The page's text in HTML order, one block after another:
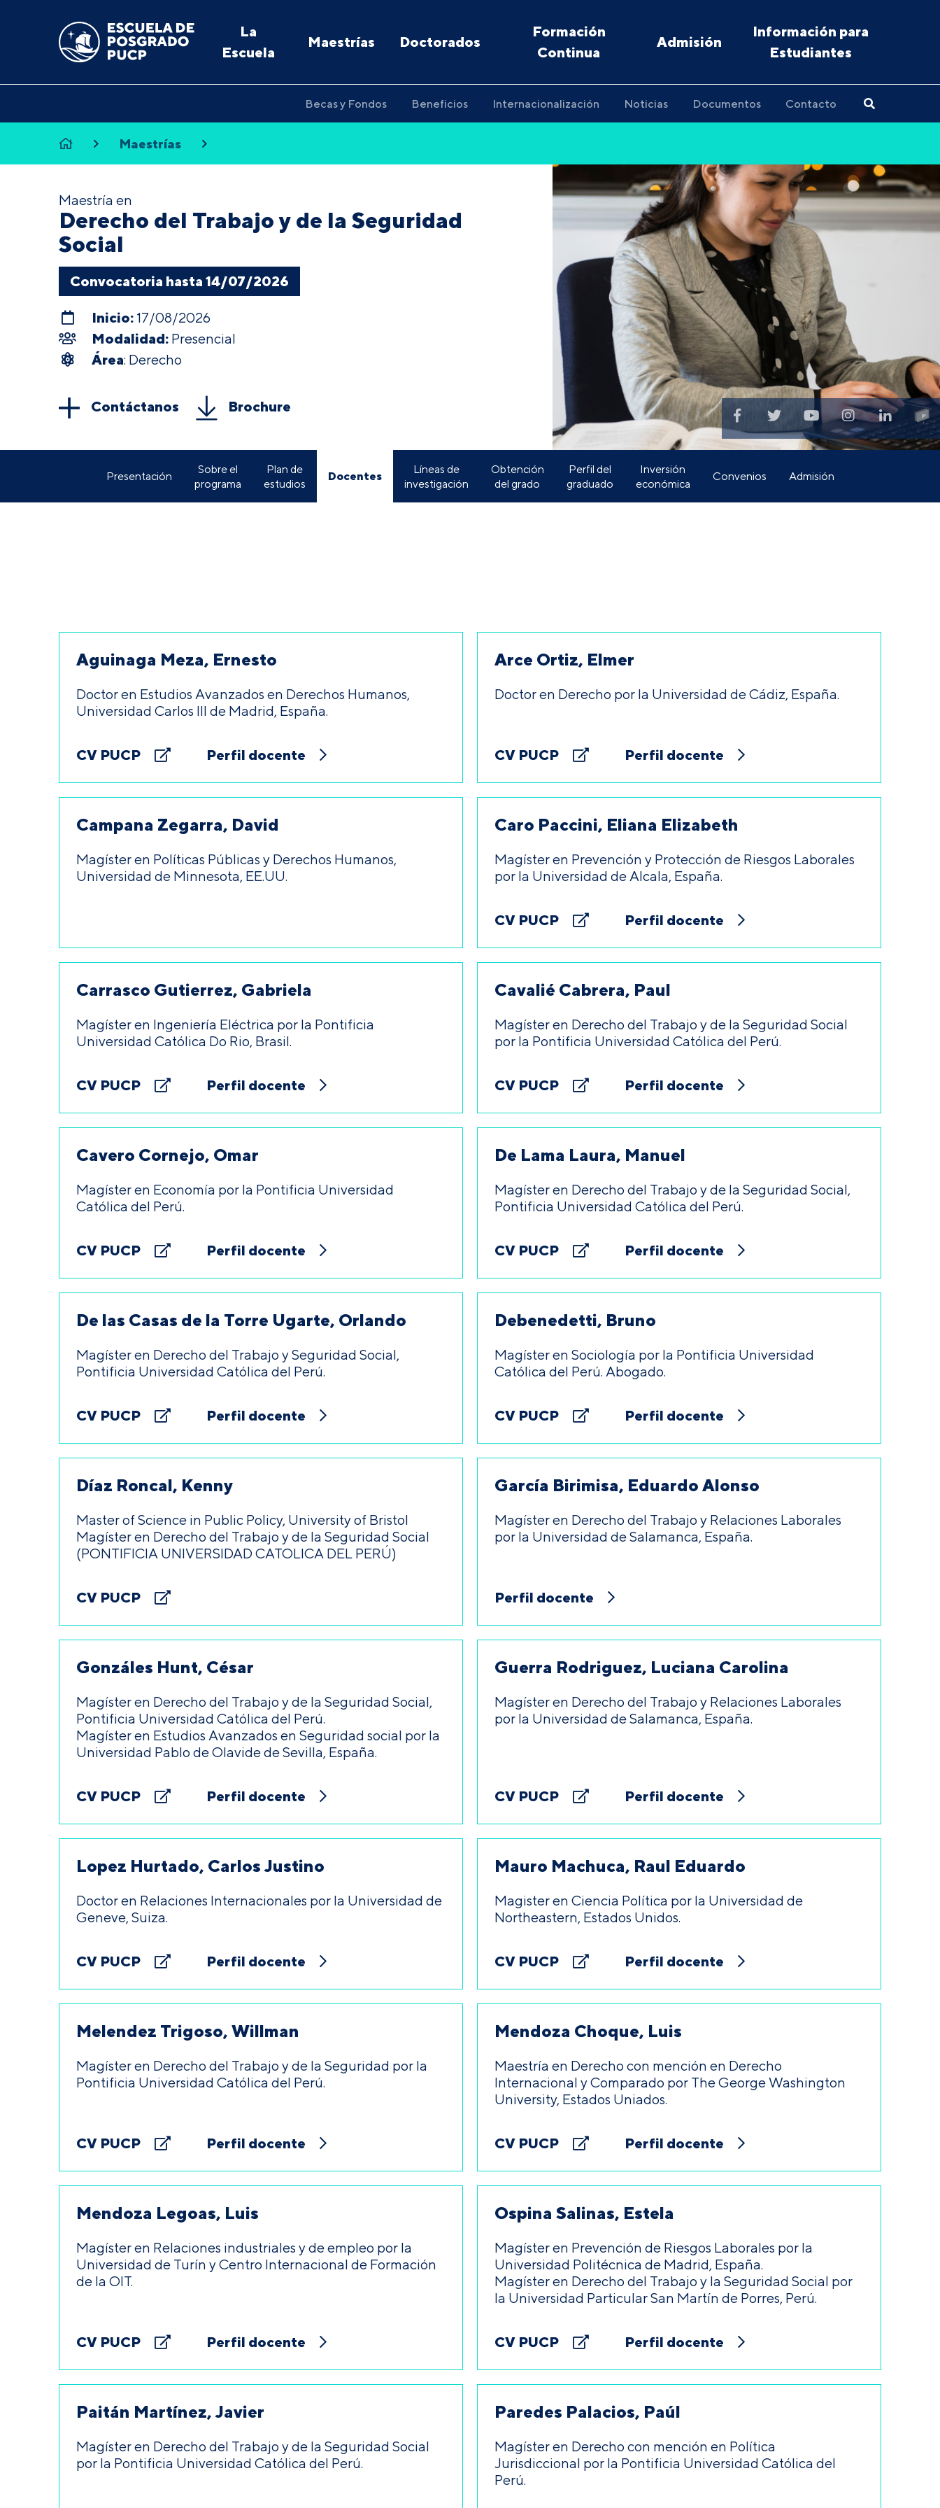
La
Escuela
Maestrías Doctorados
Formación
Continua
Admisión
Información para
Estudiantes
Becas y Fondos Beneficios Internacionalización Noticias Documentos Contacto
Maestrías
Maestría en
Derecho del Trabajo y de la Seguridad
Social
Convocatoria hasta 14/07/2026
Inicio: 17/08/2026
Modalidad: Presencial
Área: Derecho
Contáctanos Brochure
Presentación
Sobre el
programa
Plan de
estudios
Docentes
Líneas de
investigación
Obtención
del grado
Perfil del
graduado
Inversión
económica
Convenios Admisión
Aguinaga Meza, Ernesto
Doctor en Estudios Avanzados en Derechos Humanos,
Universidad Carlos III de Madrid, España.
CV PUCP Perfil docente
Arce Ortiz, Elmer
Doctor en Derecho por la Universidad de Cádiz, España.
CV PUCP Perfil docente
Campana Zegarra, David
Magíster en Políticas Públicas y Derechos Humanos,
Universidad de Minnesota, EE.UU.
Caro Paccini, Eliana Elizabeth
Magíster en Prevención y Protección de Riesgos Laborales
por la Universidad de Alcala, España.
CV PUCP Perfil docente
Carrasco Gutierrez, Gabriela
Magíster en Ingeniería Eléctrica por la Pontificia
Universidad Católica Do Rio, Brasil.
CV PUCP Perfil docente
Cavalié Cabrera, Paul
Magíster en Derecho del Trabajo y de la Seguridad Social
por la Pontificia Universidad Católica del Perú.
CV PUCP Perfil docente
Cavero Cornejo, Omar
Magíster en Economía por la Pontificia Universidad
Católica del Perú.
CV PUCP Perfil docente
De Lama Laura, Manuel
Magíster en Derecho del Trabajo y de la Seguridad Social,
Pontificia Universidad Católica del Perú.
CV PUCP Perfil docente
De las Casas de la Torre Ugarte, Orlando
Magíster en Derecho del Trabajo y Seguridad Social,
Pontificia Universidad Católica del Perú.
CV PUCP Perfil docente
Debenedetti, Bruno
Magíster en Sociología por la Pontificia Universidad
Católica del Perú. Abogado.
CV PUCP Perfil docente
Díaz Roncal, Kenny
Master of Science in Public Policy, University of Bristol
Magíster en Derecho del Trabajo y de la Seguridad Social
(PONTIFICIA UNIVERSIDAD CATOLICA DEL PERÚ)
CV PUCP
García Birimisa, Eduardo Alonso
Magíster en Derecho del Trabajo y Relaciones Laborales
por la Universidad de Salamanca, España.
Perfil docente
Gonzáles Hunt, César
Magíster en Derecho del Trabajo y de la Seguridad Social,
Pontificia Universidad Católica del Perú.
Magíster en Estudios Avanzados en Seguridad social por la
Universidad Pablo de Olavide de Sevilla, España.
CV PUCP Perfil docente
Guerra Rodriguez, Luciana Carolina
Magíster en Derecho del Trabajo y Relaciones Laborales
por la Universidad de Salamanca, España.
CV PUCP Perfil docente
Lopez Hurtado, Carlos Justino
Doctor en Relaciones Internacionales por la Universidad de
Geneve, Suiza.
CV PUCP Perfil docente
Mauro Machuca, Raul Eduardo
Magister en Ciencia Política por la Universidad de
Northeastern, Estados Unidos.
CV PUCP Perfil docente
Melendez Trigoso, Willman
Magíster en Derecho del Trabajo y de la Seguridad por la
Pontificia Universidad Católica del Perú.
CV PUCP Perfil docente
Mendoza Choque, Luis
Maestría en Derecho con mención en Derecho
Internacional y Comparado por The George Washington
University, Estados Uniados.
CV PUCP Perfil docente
Mendoza Legoas, Luis
Magíster en Relaciones industriales y de empleo por la
Universidad de Turín y Centro Internacional de Formación
de la OIT.
CV PUCP Perfil docente
Ospina Salinas, Estela
Magíster en Prevención de Riesgos Laborales por la
Universidad Politécnica de Madrid, España.
Magíster en Derecho del Trabajo y la Seguridad Social por
la Universidad Particular San Martín de Porres, Perú.
CV PUCP Perfil docente
Paitán Martínez, Javier
Magíster en Derecho del Trabajo y de la Seguridad Social
por la Pontificia Universidad Católica del Perú.
Paredes Palacios, Paúl
Magíster en Derecho con mención en Política
Jurisdiccional por la Pontificia Universidad Católica del
Perú.